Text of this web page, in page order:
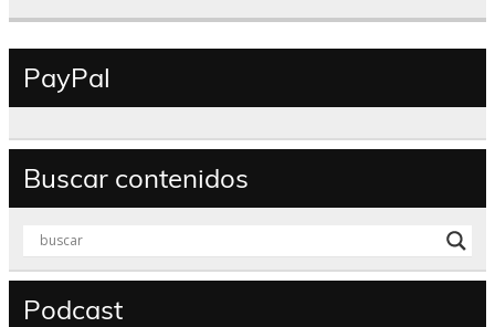
PayPal
Buscar contenidos
Podcast